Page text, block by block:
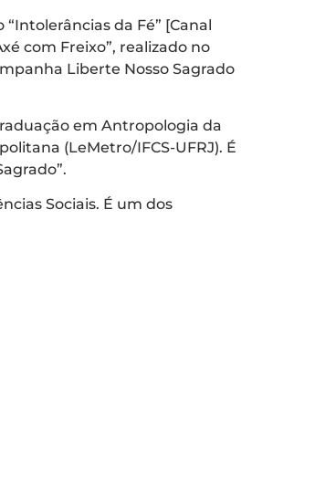
da Fé” [Canal
com Freixo”, realizado no
Liberte Nosso Sagrado
em Antropologia da
(LeMetro/IFCS-UFRJ). É
Sociais. É um dos